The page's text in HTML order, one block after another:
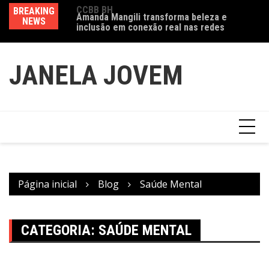
conteúdo
BREAKING
NEWS
feminino” no
Amanda Mangili transforma beleza e
inclusão em conexão real nas redes
JANELA JOVEM
Página inicial Blog Saúde Mental
CATEGORIA: SAÚDE MENTAL